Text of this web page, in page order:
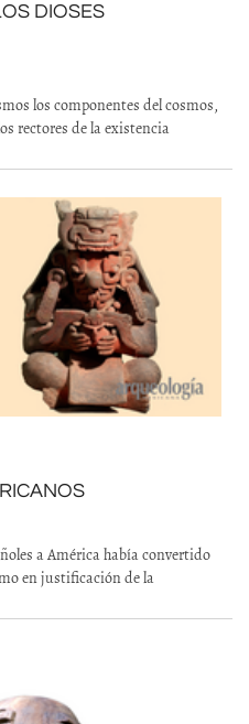
DIOSES
los componentes del cosmos,
rectores de la existencia
a América había convertido
en justificación de la